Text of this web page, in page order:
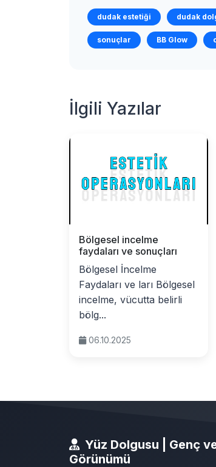
dudak estetiği dudak
sonuçlar BB Glow
İlgili Yazılar
Bölgesel incelme
faydaları ve sonuçları
Bölgesel İncelme
Faydaları ve ları Bölgesel
incelme, vücutta belirli
bölg...
06.10.2025
Yüz Dolgusu | Genç
Görünümü